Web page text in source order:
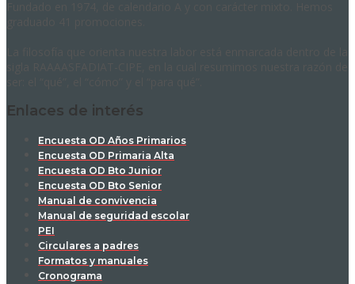
Enlaces de interés
Encuesta OD Años Primarios
Encuesta OD Primaria Alta
Encuesta OD Bto Junior
Encuesta OD Bto Senior
Manual de convivencia
Manual de seguridad escolar
PEI
Circulares a padres
Formatos y manuales
Cronograma